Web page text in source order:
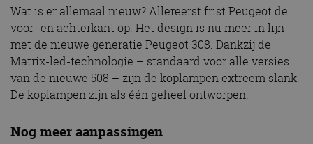
Wat is er allemaal nieuw? Allereerst frist Peugeot de
voor- en achterkant op. Het design is nu meer in lijn
met de nieuwe generatie Peugeot 308. Dankzij de
Matrix-led-technologie – standaard voor alle versies
van de nieuwe 508 – zijn de koplampen extreem slank.
De koplampen zijn als één geheel ontworpen.
Nog meer aanpassingen